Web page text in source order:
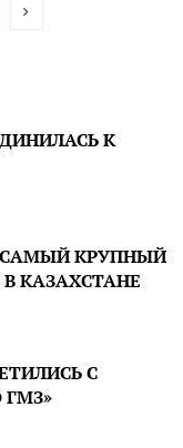
К
САМЫЙ КРУПНЫЙ
КАЗАХСТАНЕ
С